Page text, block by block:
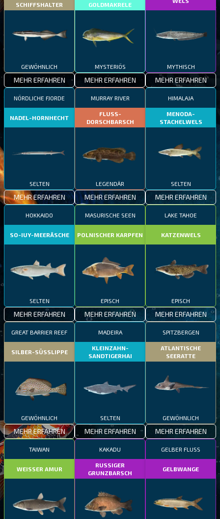
SCHIFFSHALTER
GEWÖHNLICH
MEHR ERFAHREN
GOLDMAKRELE
MYSTERIÖS
MEHR ERFAHREN
MYTHISCH
MEHR ERFAHREN
NÖRDLICHE FJORDE
NADEL-HORNHECHT
SELTEN
MEHR ERFAHREN
MURRAY RIVER
FLUSS-
DORSCHBARSCH
LEGENDÄR
MEHR ERFAHREN
HIMALAJA
MENODA-
STACHELWELS
SELTEN
MEHR ERFAHREN
HOKKAIDO
SO-IUY-MEERÄSCHE
SELTEN
MEHR ERFAHREN
MASURISCHE SEEN
POLNISCHER KARPFEN
EPISCH
MEHR ERFAHREN
LAKE TAHOE
KATZENWELS
EPISCH
MEHR ERFAHREN
GREAT BARRIER REEF
SILBER-SÜSSLIPPE
GEWÖHNLICH
MEHR ERFAHREN
MADEIRA
KLEINZAHN-
SANDTIGERHAI
SELTEN
MEHR ERFAHREN
SPITZBERGEN
ATLANTISCHE
SEERATTE
GEWÖHNLICH
MEHR ERFAHREN
TAIWAN
WEISSER AMUR
KAKADU
RUSSIGER
GRUNZBARSCH
GELBER FLUSS
GELBWANGE